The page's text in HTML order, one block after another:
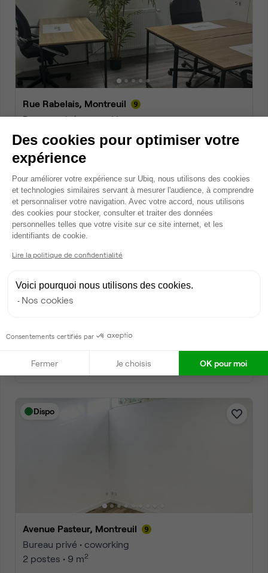
Rue Rabelais, Montreuil
Bureau privé • coworking
3 postes • 12 m
400 € par mois
Dispo
Bureau privé • coworking
400 €
Dispo
Avenue Pasteur, Montreuil
Bureau privé • coworking
2 postes • 9 m2
Des cookies pour optimiser votre
expérience
Plateforme de Gestion du
Pour améliorer votre expérience sur Ubiq, nous utilisons des cookies
et technologies similaires servant à mesurer l'audience, à comprendre
et personnaliser votre navigation. Avec votre accord, nous utilisons
des cookies pour stocker, consulter et traiter des données
personnelles telles que votre visite sur ce site internet, et les
identifiants de cookie.
Lire la politique de confidentialité
Voici pourquoi nous utilisons des cookies.
Nos cookies
Consentements certifiés par
Fermer Je choisis OK pour moi